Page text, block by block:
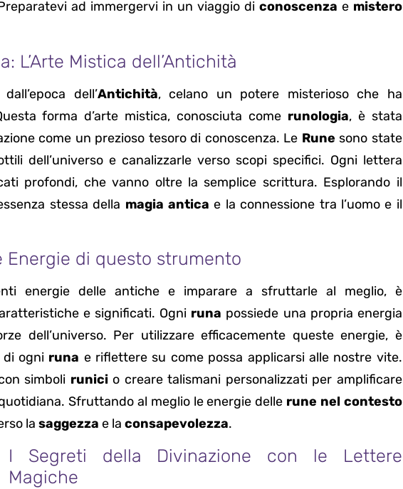
ad immergervi in un viaggio di conoscenza e mistero
L’Arte Mistica dell’Antichità
dell’Antichità, celano un potere misterioso che ha
forma d’arte mistica, conosciuta come runologia, è stata
come un prezioso tesoro di conoscenza. Le Rune sono state
dell’universo e canalizzarle verso scopi specifici. Ogni lettera
profondi, che vanno oltre la semplice scrittura. Esplorando il
stessa della magia antica e la connessione tra l’uomo e il
Energie di questo strumento
energie delle antiche e imparare a sfruttarle al meglio, è
e significati. Ogni runa possiede una propria energia
dell’universo. Per utilizzare efficacemente queste energie, è
di ogni runa e riflettere su come possa applicarsi alle nostre vite.
simboli runicio creare talismani personalizzati per amplificare
Sfruttando al meglio le energie delle rune nel contesto
la saggezza e la consapevolezza.
I Segreti della Divinazione con le Lettere
Magiche